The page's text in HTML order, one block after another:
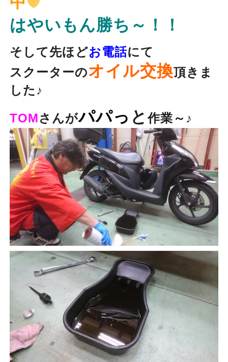
はやいもん勝ち～！！
そして先ほどお電話にて
スクーターのオイル交換頂きま
した♪
TOMさんがパパっ と作業～♪